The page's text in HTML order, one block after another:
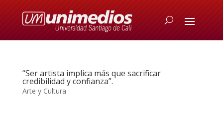
“Ser artista implica más que sacrificar
credibilidad y confianza”.
Arte y Cultura